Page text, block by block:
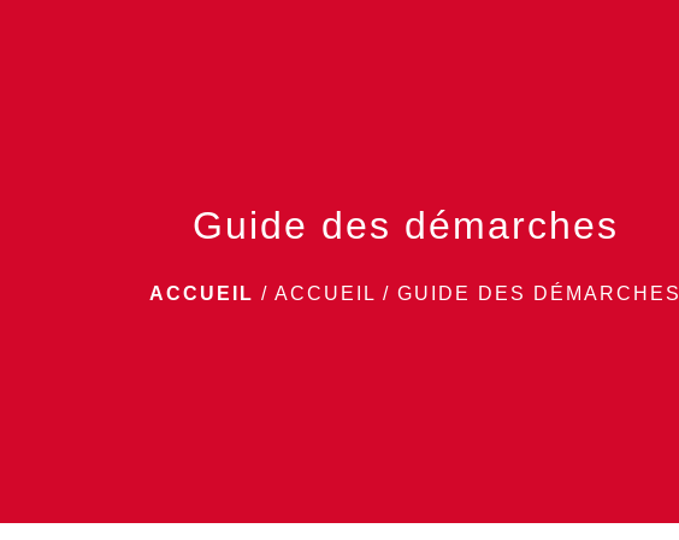
Guide des démarches
ACCUEIL / ACCUEIL / GUIDE DES DÉMARCHES